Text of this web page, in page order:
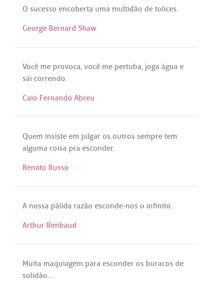
O sucesso encoberta uma multidão de tolices.
George Bernard Shaw
Você me provoca, você me pertuba, joga água e
sai correndo.
Caio Fernando Abreu
Quem insiste em julgar os outros sempre tem
alguma coisa pra esconder.
Renato Russo
A nossa pálida razão esconde-nos o infinito.
Arthur Rimbaud
Muita maquiagem para esconder os buracos de
solidão...